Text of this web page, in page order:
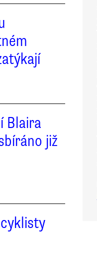
Blaira
již